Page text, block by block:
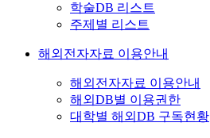
학술DB 리스트
주제별 리스트
해외전자자료 이용안내
해외전자자료 이용안내
해외DB별 이용권한
대학별 해외DB 구독현황